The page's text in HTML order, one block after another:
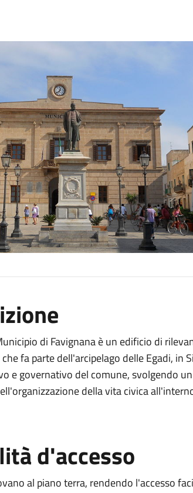
di Favignana è un edificio di
che fa parte dell'arcipelago delle Egadi,
e governativo del comune, svolgendo
della vita civica
d'accesso
al piano terra, rendendo l'accesso